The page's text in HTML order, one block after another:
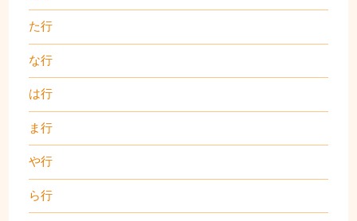
た行
な行
は行
ま行
や行
ら行